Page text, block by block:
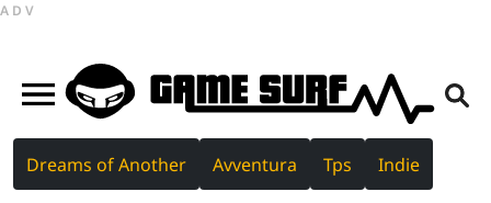
ADV
Dreams of Another Avventura Tps Indie